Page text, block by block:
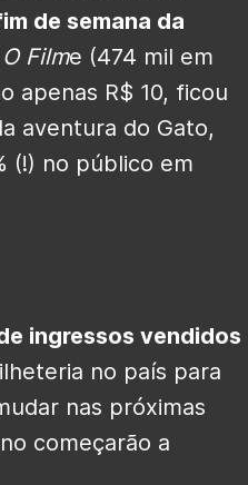
de semana da
Filme (474 mil em
apenas R$ 10, ficou
aventura do Gato,
(!) no público em
ingressos vendidos
no país para
nas próximas
começarão a